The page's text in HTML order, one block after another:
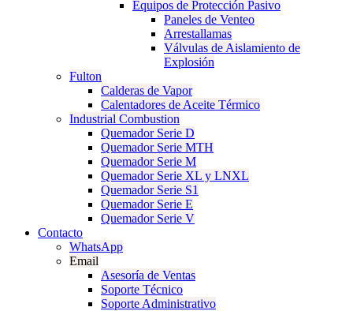
Equipos de Protección Pasivo
Paneles de Venteo
Arrestallamas
Válvulas de Aislamiento de
Explosión
Fulton
Calderas de Vapor
Calentadores de Aceite Térmico
Industrial Combustion
Quemador Serie D
Quemador Serie MTH
Quemador Serie M
Quemador Serie XL y LNXL
Quemador Serie S1
Quemador Serie E
Quemador Serie V
Contacto
WhatsApp
Email
Asesoría de Ventas
Soporte Técnico
Soporte Administrativo